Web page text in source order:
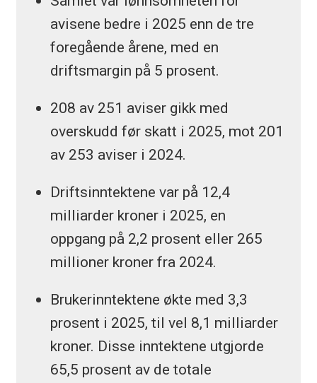
avisene bedre i 2025 enn de tre
foregående årene, med en
driftsmargin på 5 prosent.
208 av 251 aviser gikk med
overskudd før skatt i 2025, mot 201
av 253 aviser i 2024.
Driftsinntektene var på 12,4
milliarder kroner i 2025, en
oppgang på 2,2 prosent eller 265
millioner kroner fra 2024.
Brukerinntektene økte med 3,3
prosent i 2025, til vel 8,1 milliarder
kroner. Disse inntektene utgjorde
65,5 prosent av de totale